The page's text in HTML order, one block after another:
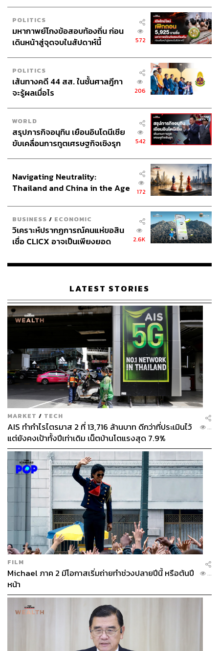
POLITICS
มหากาพย์โกงข้อสอบท้องถิ่น ก่อน
เดินหน้าสู่จุดจบในสัปดาห์นี้
572
POLITICS
เส้นทางคดี 44 สส. ในชั้นศาลฎีกา
จะรู้ผลเมื่อไร
206
WORLD
สรุปภารกิจอนุทิน เยือนอินโดนีเซีย
ขับเคลื่อนการทูตเศรษฐกิจเชิงรุก
542
Navigating Neutrality:
Thailand and China in the Age
172
BUSINESS / ECONOMIC
วิเคราะห์ปรากฏการณ์คนแห่ขอสิน
เชื่อ CLICX อาจเป็นเพียงยอด
เรือนไทยที่ถูกซุกไว้
2.6K
LATEST STORIES
MARKET / TECH
AIS ทำกำไรไตรมาส 2 ที่ 13,716 ล้านบาท ดีกว่าที่ประเมินไว้
แต่ยังคงเป้าทั้งปีเท่าเดิม เน็ตบ้านโตแรงสุด 7.9%
...
FILM
Michael ภาค 2 มีโอกาสเริ่มถ่ายทำช่วงปลายปีนี้ หรือต้นปี
หน้า
...